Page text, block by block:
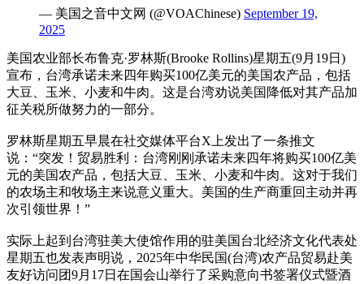
— 美国之音中文网 (@VOAChinese) September 19,
2025
美国农业部长布鲁克·罗林斯(Brooke Rollins)星期五(9月19日)
宣布，台湾承诺未来四年购买100亿美元的美国农产品，包括
大豆、玉米、小麦和牛肉。这是台湾劝说美国降低对其产品加
征关税所做努力的一部分。
罗林斯星期五早晨在社交媒体平台X上发出了一条推文
说：“突发！贸易胜利：台湾刚刚承诺未来四年将购买100亿美
元的美国农产品，包括大豆、玉米、小麦和牛肉。这对于我们
的农场主和牧场主来说意义重大。美国的生产商重回主动并再
次引领世界！”
实际上起到台湾驻美大使馆作用的驻美国台北经济文化代表处
星期五也发表声明说，2025年中华民国(台湾)农产品贸易赴美
友好访问团9月17日在国会山举行了采购意向书签署仪式暨酒